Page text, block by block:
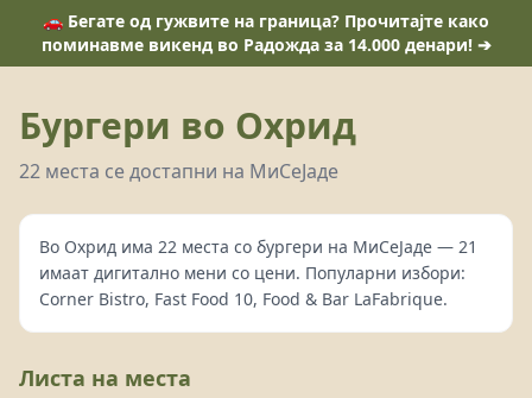
🚗 Бегате од гужвите на граница? Прочитајте како
поминавме викенд во Радожда за 14.000 денари! ➔
Бургери во Охрид
22 места се достапни на МиСеЈаде
Во Охрид има 22 места со бургери на МиСеЈаде — 21
имаат дигитално мени со цени. Популарни избори:
Corner Bistro, Fast Food 10, Food & Bar LaFabrique.
Листа на места